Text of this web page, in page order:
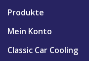
Produkte
Mein Konto
Classic Car Cooling